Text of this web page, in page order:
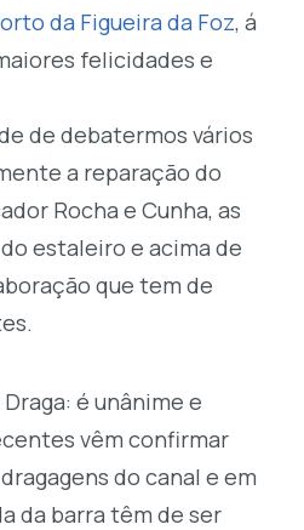
da Figueira da Foz, á
felicidades e
de debatermos vários
a reparação do
Rocha e Cunha, as
estaleiro e acima de
que tem de
é unânime e
vêm confirmar
do canal e em
da barra têm de ser